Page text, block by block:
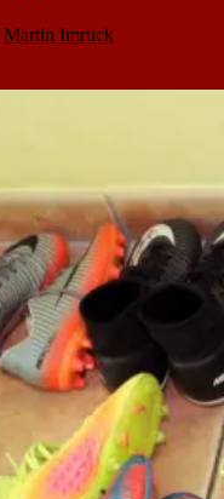
Martin Imruck